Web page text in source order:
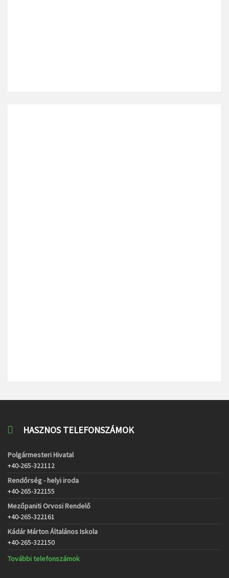
HASZNOS TELEFONSZÁMOK
Polgármesteri Hivatal
+40-265-322112
Rendőrség - helyi iroda
+40-265-322155
Mezőpaniti Orvosi Rendelő
+40-265-322161
Kádár Márton Általános Iskola
+40-265-322150
További telefonszámok